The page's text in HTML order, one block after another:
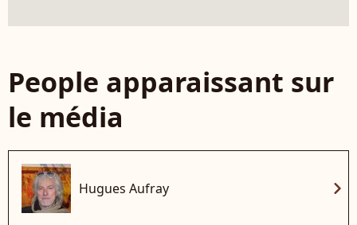
People apparaissant sur
le média
Hugues Aufray chevron_right